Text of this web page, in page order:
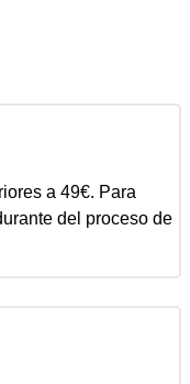
a 49€. Para
del proceso de